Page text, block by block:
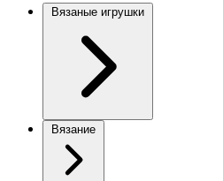
Вязаные игрушки
Вязание